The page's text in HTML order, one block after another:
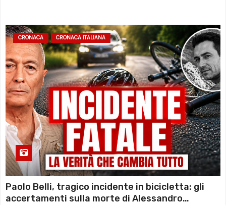
CRONACA CRONACA ITALIANA
Paolo Belli, tragico incidente in bicicletta: gli
accertamenti sulla morte di Alessandro